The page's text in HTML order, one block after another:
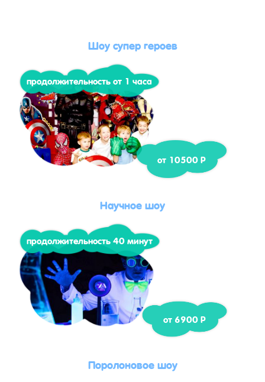
Шоу супер героев
продолжительность от 1 часа
от 10500 Р
Научное шоу
продолжительность 40 минут
от 6900 Р
Поролоновое шоу